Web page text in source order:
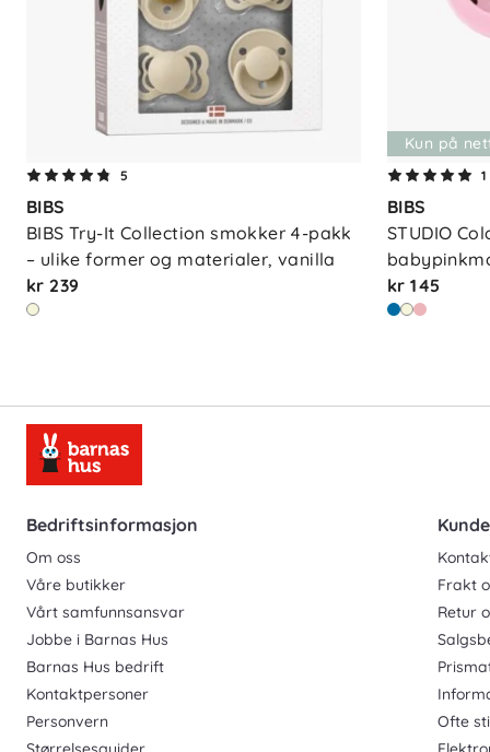
regelmessig ved overhelling/skålding
5
BIBS
BIBS Try-It Collection smokker 4-pakk
– ulike former og materialer, vanilla
kr 239
Kun på
1
BIBS
STUDIO
kr 145
Bedriftsinformasjon
Om oss
Våre butikker
Vårt samfunnsansvar
Jobbe i Barnas Hus
Barnas Hus bedrift
Kontaktpersoner
Personvern
Frakt
Retur
Ofte